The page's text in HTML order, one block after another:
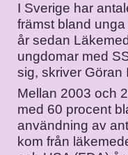
I Sverige har
främst bland
år sedan
ungdomar med
sig, skriver Göran
Mellan 2003 och
med 60 procent
användning av
kom från